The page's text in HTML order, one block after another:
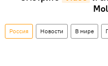
Россия Новости В мире